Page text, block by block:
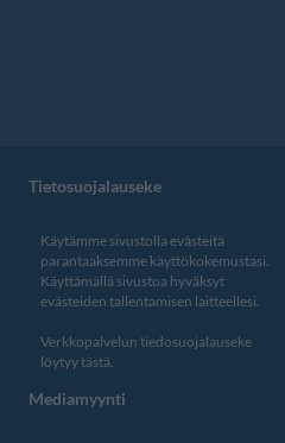
Tietosuojalauseke
Käytämme sivustolla evästeitä
parantaaksemme käyttökokemustasi.
Käyttämällä sivustoa hyväksyt
evästeiden tallentamisen laitteellesi.
Verkkopalvelun tiedosuojalauseke
löytyy tästä.
Mediamyynti